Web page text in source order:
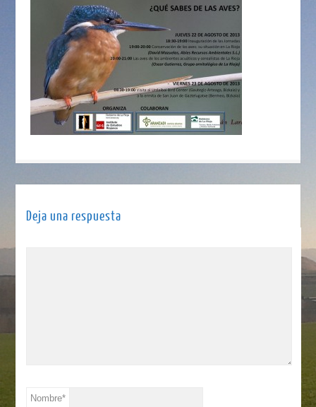
Deja una respuesta
Nombre*